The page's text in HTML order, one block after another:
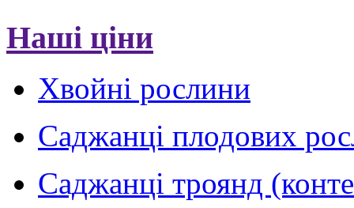
Наші ціни
Хвойні рослини
Саджанці плодових
Саджанці троянд